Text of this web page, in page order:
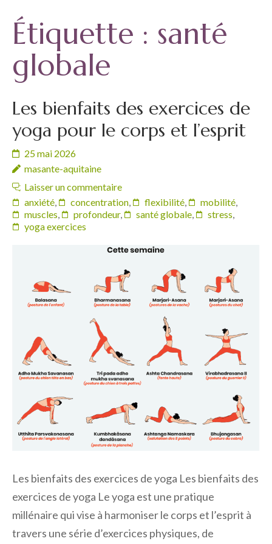
Étiquette : santé
globale
Les bienfaits des exercices de
yoga pour le corps et l’esprit
25 mai 2026
masante-aquitaine
Laisser un commentaire
anxiété, concentration, flexibilité, mobilité,
muscles, profondeur, santé globale, stress,
yoga exercices
Les bienfaits des exercices de yoga Les bienfaits des
exercices de yoga Le yoga est une pratique
millénaire qui vise à harmoniser le corps et l’esprit à
travers une série d’exercices physiques, de